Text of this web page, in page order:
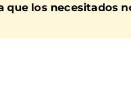
que los necesitados